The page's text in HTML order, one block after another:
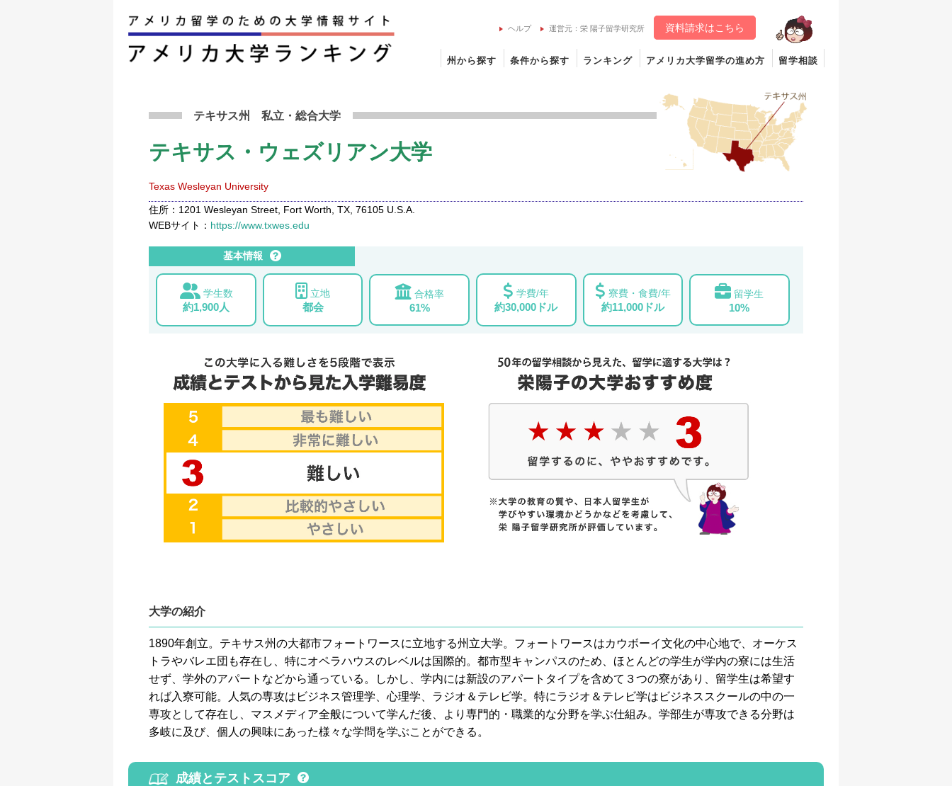
ヘルプ 運営元：栄 陽子留学研究所 資料請求はこちら
州から探す 条件から探す ランキング アメリカ大学留学の進め方 留学相談
テキサス州私立 ・総合大学
テキサス・ウェズリアン大学
Texas Wesleyan University
住所：1201 Wesleyan Street, Fort Worth, TX, 76105 U.S.A.
WEBサイト： https://www.txwes.edu
基本情報
学生数
約1,900人
立地
都会
合格率
61%
学費/年
約30,000ドル
寮費・食費/年
約11,000ドル
留学生
10%
大学の紹介
1890年創立。テキサス州の大都市フォートワースに立地する州立大学。フォートワースはカウボーイ文化の中心地で、オーケス
トラやバレエ団も存在し、特にオペラハウスのレベルは国際的。都市型キャンパスのため、ほとんどの学生が学内の寮には生活
せず、学外のアパートなどから通っている。しかし、学内には新設のアパートタイプを含めて３つの寮があり、留学生は希望す
れば入寮可能。人気の専攻はビジネス管理学、心理学、ラジオ＆テレビ学。特にラジオ＆テレビ学はビジネススクールの中の一
専攻として存在し、マスメディア全般について学んだ後、より専門的・職業的な分野を学ぶ仕組み。学部生が専攻できる分野は
多岐に及び、個人の興味にあった様々な学問を学ぶことができる。
成績とテストスコア